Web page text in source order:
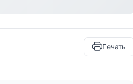
Печать